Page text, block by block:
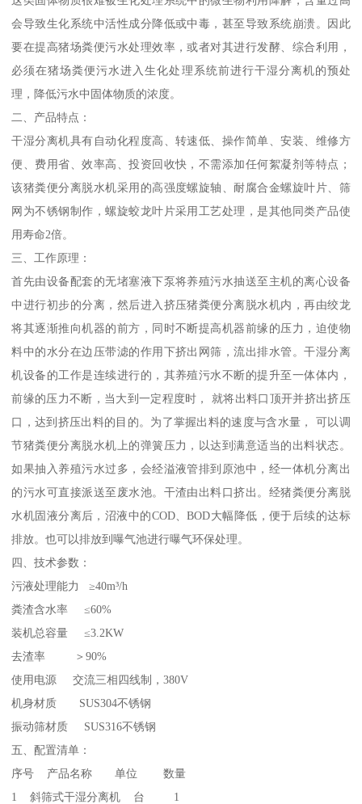
会导致生化系统中活性成分降低或中毒，甚至导致系统崩溃。因此
要在提高猪场粪便污水处理效率，或者对其进行发酵、综合利用，
必须在猪场粪便污水进入生化处理系统前进行干湿分离机的预处
理，降低污水中固体物质的浓度。
二、产品特点：
干湿分离机具有自动化程度高、转速低、操作简单、安装、维修方
便、费用省、效率高、投资回收快，不需添加任何絮凝剂等特点；
该猪粪便分离脱水机采用的高强度螺旋轴、耐腐合金螺旋叶片、筛
网为不锈钢制作，螺旋蛟龙叶片采用工艺处理，是其他同类产品使
用寿命2倍。
三、工作原理：
首先由设备配套的无堵塞液下泵将养殖污水抽送至主机的离心设备
中进行初步的分离，然后进入挤压猪粪便分离脱水机内，再由绞龙
将其逐渐推向机器的前方，同时不断提高机器前缘的压力，迫使物
料中的水分在边压带滤的作用下挤出网筛，流出排水管。干湿分离
机设备的工作是连续进行的，其养殖污水不断的提升至一体体内，
前缘的压力不断，当大到一定程度时， 就将出料口顶开并挤出挤压
口，达到挤压出料的目的。为了掌握出料的速度与含水量， 可以调
节猪粪便分离脱水机上的弹簧压力，以达到满意适当的出料状态。
如果抽入养殖污水过多，会经溢液管排到原池中，经一体机分离出
的污水可直接派送至废水池。干渣由出料口挤出。经猪粪便分离脱
水机固液分离后，沼液中的COD、BOD大幅降低，便于后续的达标
排放。也可以排放到曝气池进行曝气环保处理。
四、技术参数：
污液处理能力 ≥40m³/h
粪渣含水率 ≤60%
装机总容量 ≤3.2KW
去渣率 ＞90%
使用电源 交流三相四线制，380V
机身材质 SUS304不锈钢
振动筛材质 SUS316不锈钢
五、配置清单：
序号 产品名称 单位 数量
1 斜筛式干湿分离机 台 1